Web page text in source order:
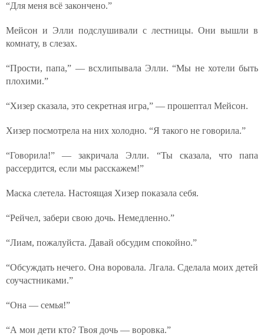
“Для меня всё закончено.”
Мейсон и Элли подслушивали с лестницы. Они вышли в
комнату, в слезах.
“Прости, папа,” — всхлипывала Элли. “Мы не хотели быть
плохими.”
“Хизер сказала, это секретная игра,” — прошептал Мейсон.
Хизер посмотрела на них холодно. “Я такого не говорила.”
“Говорила!” — закричала Элли. “Ты сказала, что папа
рассердится, если мы расскажем!”
Маска слетела. Настоящая Хизер показала себя.
“Рейчел, забери свою дочь. Немедленно.”
“Лиам, пожалуйста. Давай обсудим спокойно.”
“Обсуждать нечего. Она воровала. Лгала. Сделала моих детей
соучастниками.”
“Она — семья!”
“А мои дети кто? Твоя дочь — воровка.”